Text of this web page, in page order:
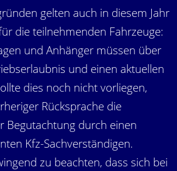
gelten auch in diesem Jahr
die teilnehmenden Fahrzeuge:
und Anhänger müssen über
und einen aktuellen
dies noch nicht vorliegen,
Rücksprache die
Begutachtung durch einen
Kfz-Sachverständigen.
zu beachten, dass sich bei